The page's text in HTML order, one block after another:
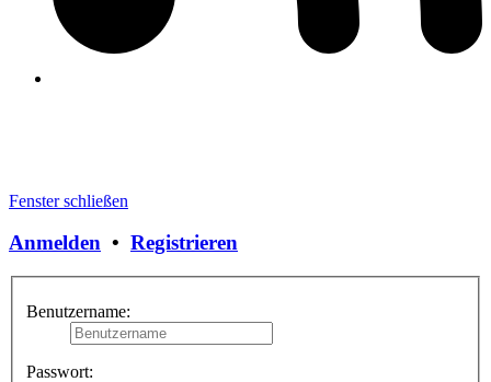
Fenster schließen
Anmelden • Registrieren
Benutzername:
Passwort: